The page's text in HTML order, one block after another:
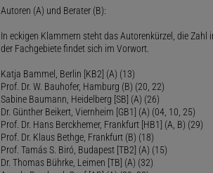
Autoren (A) und Berater (B):
In eckigen Klammern steht das Autorenkürzel, die
der Fachgebiete findet sich im Vorwort.
Katja Bammel, Berlin [KB2] (A) (13)
Prof. Dr. W. Bauhofer, Hamburg (B) (20, 22)
Sabine Baumann, Heidelberg [SB] (A) (26)
Dr. Günther Beikert, Viernheim [GB1] (A) (04, 10, 25)
Prof. Dr. Hans Berckhemer, Frankfurt [HB1] (A, B) (29)
Prof. Dr. Klaus Bethge, Frankfurt (B) (18)
Prof. Tamás S. Biró, Budapest [TB2] (A) (15)
Dr. Thomas Bührke, Leimen [TB] (A) (32)